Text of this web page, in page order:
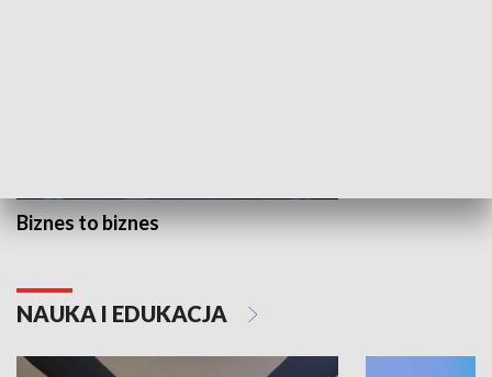
Biznes to biznes
NAUKA I EDUKACJA